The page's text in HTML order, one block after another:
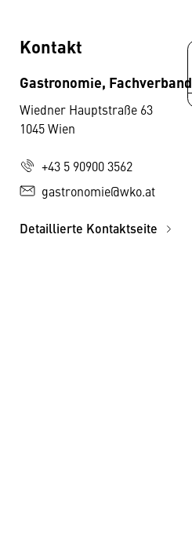
Kontakt
Gastronomie, Fachverband
Wiedner Hauptstraße 63
1045 Wien
+43 5 90900 3562
gastronomie@wko.at
Detaillierte Kontaktseite